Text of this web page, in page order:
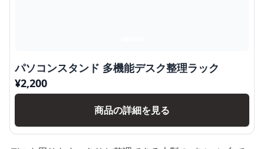
パソコンスタンド 多機能デスク整理ラック
¥2,200
商品の詳細を見る